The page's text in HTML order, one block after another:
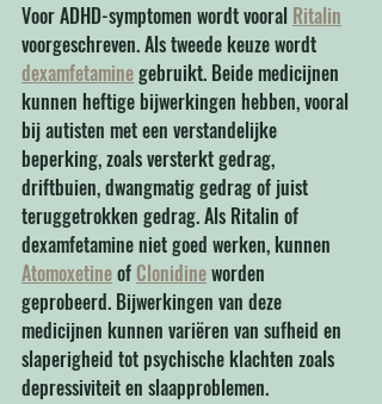
Voor ADHD-symptomen wordt vooral Ritalin
voorgeschreven. Als tweede keuze wordt
dexamfetamine gebruikt. Beide medicijnen
kunnen heftige bijwerkingen hebben, vooral
bij autisten met een verstandelijke
beperking, zoals versterkt gedrag,
driftbuien, dwangmatig gedrag of juist
teruggetrokken gedrag. Als Ritalin of
dexamfetamine niet goed werken, kunnen
Atomoxetine of Clonidine worden
geprobeerd. Bijwerkingen van deze
medicijnen kunnen variëren van sufheid en
slaperigheid tot psychische klachten zoals
depressiviteit en slaapproblemen.